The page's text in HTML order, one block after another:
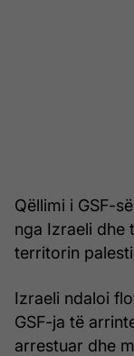
Qëllimi i GSF-
nga Izraeli dhe
territorin
Izraeli ndaloi
GSF-ja të
arrestuar dhe